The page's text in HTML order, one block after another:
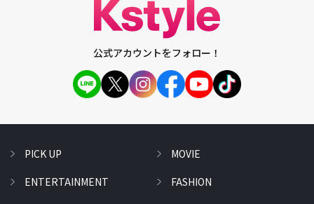
公式アカウントをフォロー！
PICK UP
ENTERTAINMENT
MOVIE
FASHION